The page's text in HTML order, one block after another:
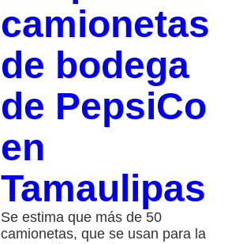
camionetas
de bodega
de PepsiCo
en
Tamaulipas
Se estima que más de 50
camionetas, que se usan para la